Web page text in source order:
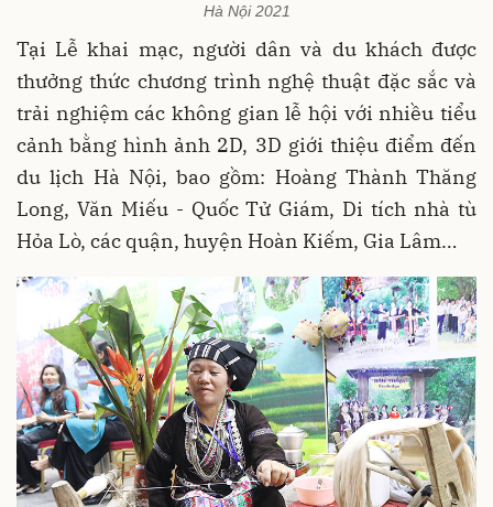
Hà Nội 2021
Tại Lễ khai mạc, người dân và du khách được
thưởng thức chương trình nghệ thuật đặc sắc và
trải nghiệm các không gian lễ hội với nhiều tiểu
cảnh bằng hình ảnh 2D, 3D giới thiệu điểm đến
du lịch Hà Nội, bao gồm: Hoàng Thành Thăng
Long, Văn Miếu - Quốc Tử Giám, Di tích nhà tù
Hỏa Lò, các quận, huyện Hoàn Kiếm, Gia Lâm…